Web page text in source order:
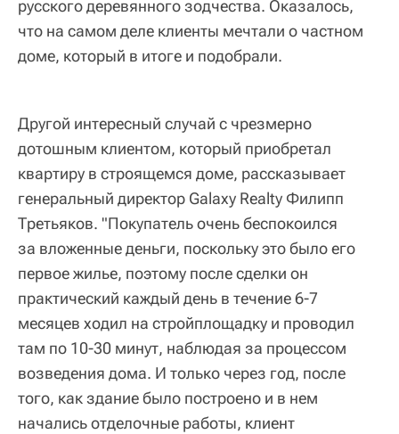
русского деревянного зодчества. Оказалось,
что на самом деле клиенты мечтали о частном
доме, который в итоге и подобрали.
Другой интересный случай с чрезмерно
дотошным клиентом, который приобретал
квартиру в строящемся доме, рассказывает
генеральный директор Galaxy Realty Филипп
Третьяков. "Покупатель очень беспокоился
за вложенные деньги, поскольку это было его
первое жилье, поэтому после сделки он
практический каждый день в течение 6-7
месяцев ходил на стройплощадку и проводил
там по 10-30 минут, наблюдая за процессом
возведения дома. И только через год, после
того, как здание было построено и в нем
начались отделочные работы, клиент